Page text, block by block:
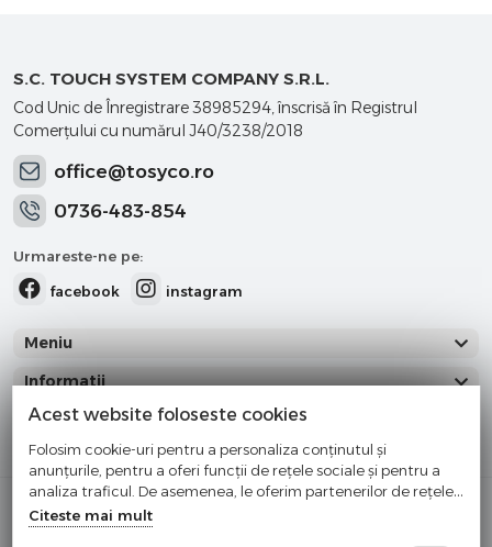
S.C. TOUCH SYSTEM COMPANY S.R.L.
Cod Unic de Înregistrare 38985294, înscrisă în Registrul
Comerţului cu numărul J40/3238/2018
office@tosyco.ro
0736-483-854
Urmareste-ne pe:
facebook
instagram
Meniu
Informatii
Categorii
Cumparati cu incredere
Checkout securizat de Netopia
Acest website foloseste cookies
Folosim cookie-uri pentru a personaliza conținutul și
anunțurile, pentru a oferi funcții de rețele sociale și pentru a
analiza traficul. De asemenea, le oferim partenerilor de rețele
sociale, de publicitate și de analize informații cu privire la
modul în care folosiți site-ul nostru. Aceștia le pot combina cu
Citeste mai mult